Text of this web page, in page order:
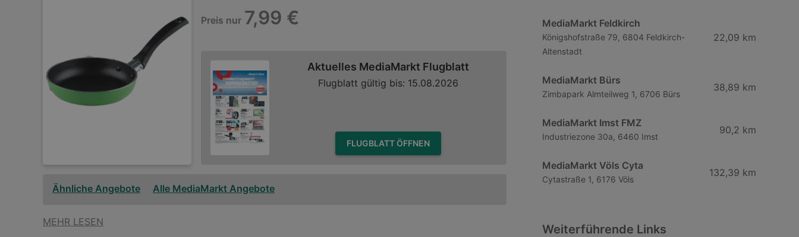
Preis nur 7,99 €
Aktuelles MediaMarkt Flugblatt
Flugblatt gültig bis: 15.08.2026
FLUGBLATT ÖFFNEN
Ähnliche Angebote Alle MediaMarkt Angebote
MEHR LESEN
MediaMarkt Feldkirch
Königshofstraße 79, 6804 Feldkirch-
Altenstadt
22,09 km
MediaMarkt Bürs
Zimbapark Almteilweg 1, 6706 Bürs
38,89 km
MediaMarkt Imst FMZ
Industriezone 30a, 6460 Imst
90,2 km
MediaMarkt Völs Cyta
Cytastraße 1, 6176 Völs
132,39 km
Weiterführende Links